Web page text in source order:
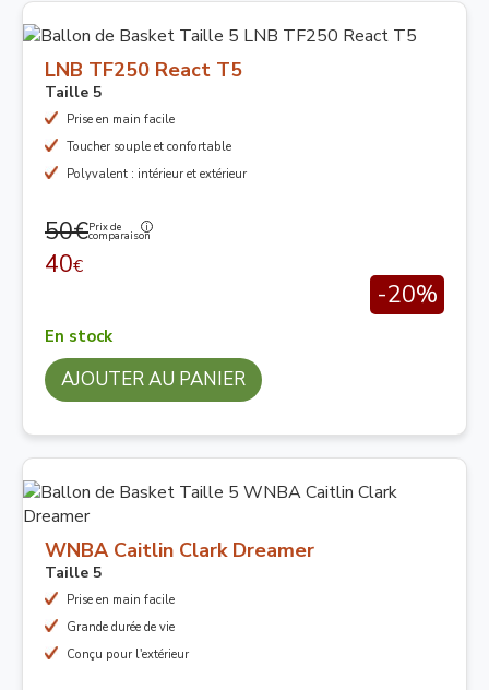
LNB TF250 React T5
Taille 5
Prise en main facile
Toucher souple et confortable
Polyvalent : intérieur et extérieur
50€Prix de
comparaison
40€
-20%
En stock
AJOUTER AU PANIER
WNBA Caitlin Clark Dreamer
Taille 5
Prise en main facile
Grande durée de vie
Conçu pour l'extérieur